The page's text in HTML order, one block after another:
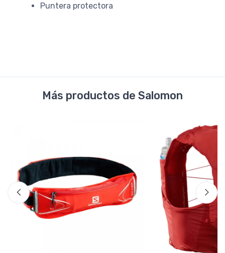
Puntera protectora
Más productos de Salomon